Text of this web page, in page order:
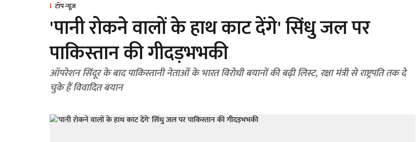
टॉप न्यूज़
'पानी रोकने वालों के हाथ काट देंगे' सिंधु जल पर
पाकिस्तान की गीदड़भभकी
ऑपरेशन सिंदूर के बाद पाकिस्तानी नेताओं के भारत विरोधी बयानों की बढ़ी लिस्ट, रक्षा मंत्री से राष्ट्रपति तक दे
चुके हैं विवादित बयान